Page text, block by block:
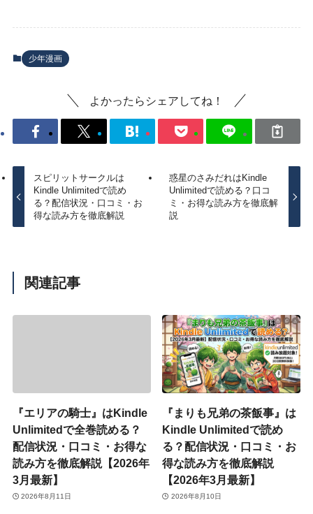
少年漫画
よかったらシェアしてね！
スピリットサークルは
Kindle Unlimitedで読め
る？配信状況・口コミ・お
得な読み方を徹底解説
惑星のさみだれはKindle
Unlimitedで読める？口コ
ミ・お得な読み方を徹底解
説
関連記事
『エリアの騎士』はKindle
Unlimitedで全巻読める？
配信状況・口コミ・お得な
読み方を徹底解説【2026年
3月最新】
2026年8月11日
『まりも兄弟の茶飯事』は
Kindle Unlimitedで読め
る？配信状況・口コミ・お
得な読み方を徹底解説
【2026年3月最新】
2026年8月10日